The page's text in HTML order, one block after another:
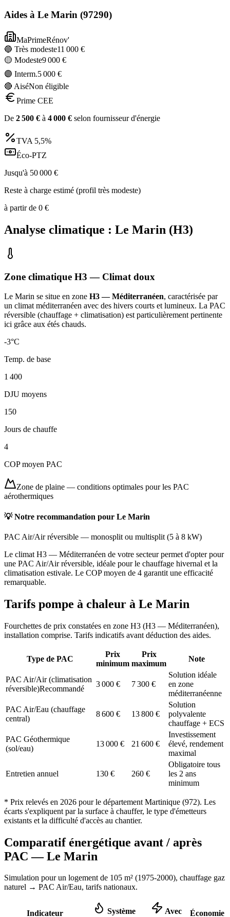
Aides à Le Marin (97290)
MaPrimeRénov'
🔵 Très modeste11 000 €
🟡 Modeste9 000 €
🟣 Interm.5 000 €
🔴 AiséNon éligible
Prime CEE
De 2 500 € à 4 000 € selon fournisseur d'énergie
TVA 5,5%
Éco-PTZ
Jusqu'à 50 000 €
Reste à charge estimé (profil très modeste)
à partir de 0 €
Analyse climatique : Le Marin (H3)
Zone climatique H3 — Climat doux
Le Marin se situe en zone H3 — Méditerranéen, caractérisée par
un climat méditerranéen avec des hivers courts et lumineux. La PAC
réversible (chauffage + climatisation) est particulièrement pertinente
ici grâce aux étés chauds.
-3°C
Temp. de base
1 400
DJU moyens
150
Jours de chauffe
4
COP moyen PAC
Zone de plaine — conditions optimales pour les PAC
aérothermiques
💡 Notre recommandation pour Le Marin
PAC Air/Air réversible — monosplit ou multisplit (5 à 8 kW)
Le climat H3 — Méditerranéen de votre secteur permet d'opter pour
une PAC Air/Air réversible, idéale pour le chauffage hivernal et la
climatisation estivale. Le COP moyen de 4 garantit une efficacité
remarquable.
Tarifs pompe à chaleur à Le Marin
Fourchettes de prix constatées en zone H3 (H3 — Méditerranéen),
installation comprise. Tarifs indicatifs avant déduction des aides.
Type de PAC
Prix
minimum
Prix
maximum
Note
PAC Air/Air (climatisation
réversible)Recommandé
3 000 € 7 300 €
Solution idéale
en zone
méditerranéenne
PAC Air/Eau (chauffage
central)
8 600 € 13 800 €
Solution
polyvalente
chauffage + ECS
PAC Géothermique
(sol/eau)
13 000 € 21 600 €
Investissement
élevé, rendement
maximal
Entretien annuel 130 € 260 €
Obligatoire tous
les 2 ans
minimum
* Prix relevés en 2026 pour le département Martinique (972). Les
écarts s'expliquent par la surface à chauffer, le type d'émetteurs
existants et la difficulté d'accès au chantier.
Comparatif énergétique avant / après
PAC —Le Marin
Simulation pour un logement de 105 m² (1975-2000), chauffage gaz
naturel → PAC Air/Eau, tarifs nationaux.
Indicateur
Système
Avec
Économie